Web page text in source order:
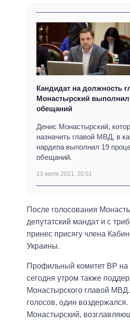
Кандидат на должность
Монастырский выполнил
обещаний
Денис Монастырский,
назначить главой МВД, в
нардепа выполнил 19
обещаний.
13 июля 2021, 20:01
После голосования
депутатский мандат и с
принес присягу члена
Украины.
Профильный комитет ВР на
сегодня утром также
Монастырского главой
голосов, один
Монастырский,